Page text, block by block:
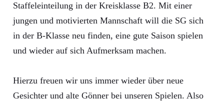
Staffeleinteilung in der Kreisklasse B2. Mit einer
jungen und motivierten Mannschaft will die SG sich
in der B-Klasse neu finden, eine gute Saison spielen
und wieder auf sich Aufmerksam machen.
Hierzu freuen wir uns immer wieder über neue
Gesichter und alte Gönner bei unseren Spielen. Also